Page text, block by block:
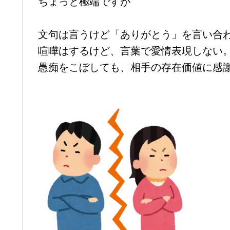
文句は言うけど「ありがとう」を言い合
喧嘩はするけど、言葉で愛情表現しない。
愚痴をこぼしても、相手の存在価値に感